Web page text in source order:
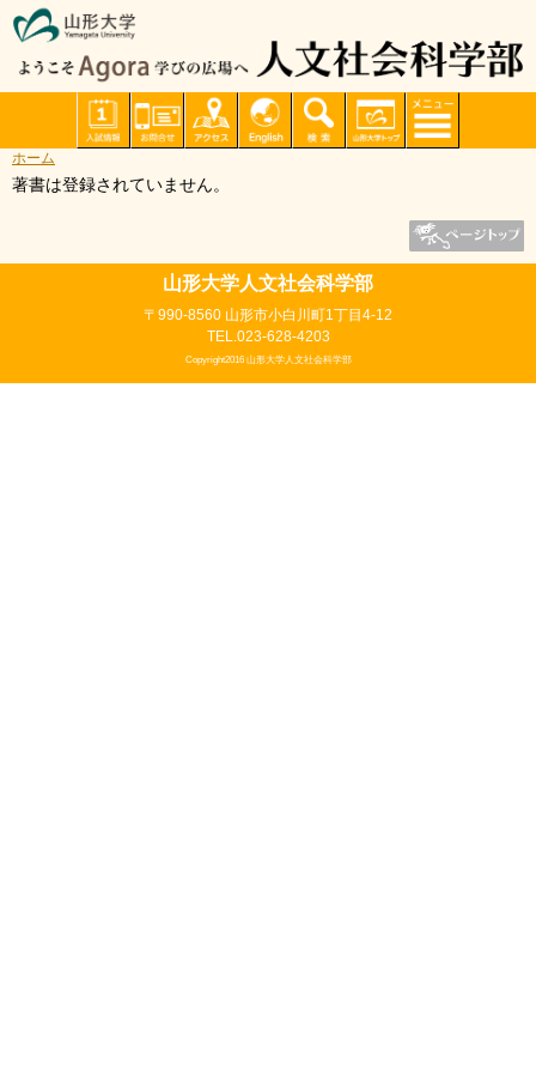
ホーム
著書は登録されていません。
山形大学人文社会科学部
〒990-8560 山形市小白川町1丁目4-12
TEL.023-628-4203
Copyright2016 山形大学人文社会科学部